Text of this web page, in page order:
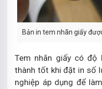
Bản in tem nhãn giấy
Tem nhãn giấy có độ
thành tốt khi đặt in số
nghiệp áp dụng để